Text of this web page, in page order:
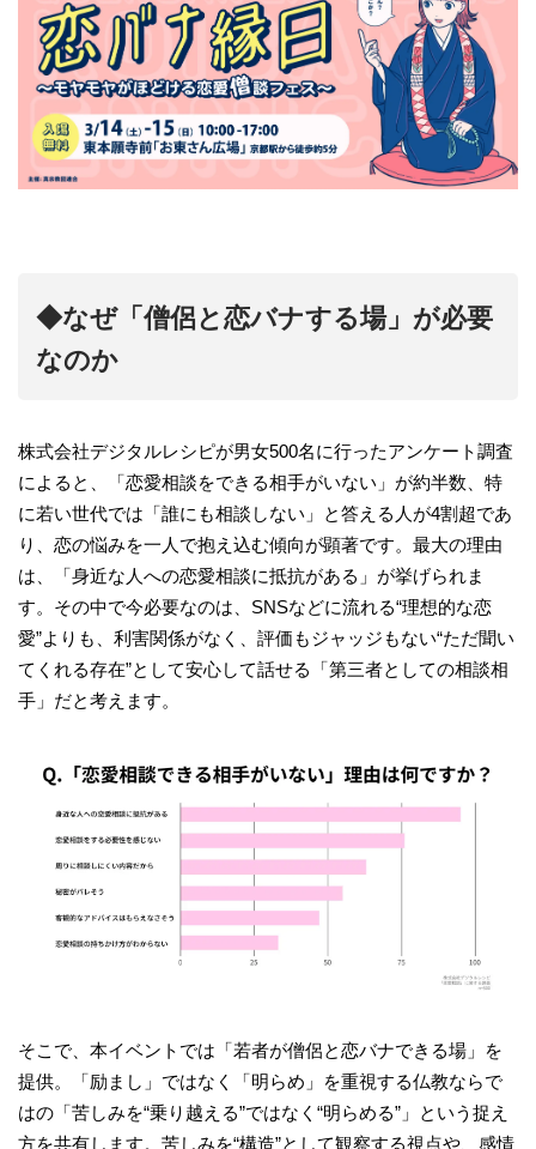
◆なぜ「僧侶と恋バナする場」が必要
なのか
株式会社デジタルレシピが男女500名に行ったアンケート調査
によると、「恋愛相談をできる相手がいない」が約半数、特
に若い世代では「誰にも相談しない」と答える人が4割超であ
り、恋の悩みを一人で抱え込む傾向が顕著です。最大の理由
は、「身近な人への恋愛相談に抵抗がある」が挙げられま
す。その中で今必要なのは、SNSなどに流れる“理想的な恋
愛”よりも、利害関係がなく、評価もジャッジもない“ただ聞い
てくれる存在”として安心して話せる「第三者としての相談相
手」だと考えます。
そこで、本イベントでは「若者が僧侶と恋バナできる場」を
提供。「励まし」ではなく「明らめ」を重視する仏教ならで
はの「苦しみを“乗り越える”ではなく“明らめる”」という捉え
方を共有します。苦しみを“構造”として観察する視点や、感情